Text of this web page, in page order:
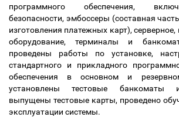
программного обеспечения,
безопасности, эмбоссеры (составная
изготовления платежных карт),
оборудование, терминалы и
проведены работы по установке,
стандартного и прикладного
обеспечения в основном и
установлены тестовые банкоматы
выпущены тестовые карты, проведено
эксплуатации системы.